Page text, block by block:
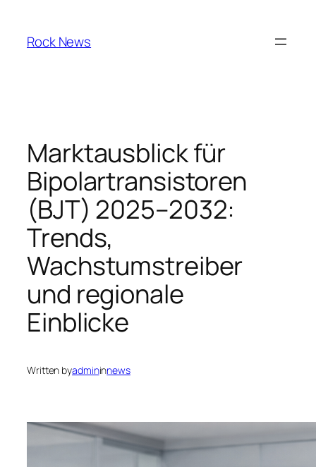
content
Rock News
Marktausblick für
Bipolartransistoren
(BJT) 2025–2032:
Trends,
Wachstumstreiber
und regionale
Einblicke
Written byadmininnews